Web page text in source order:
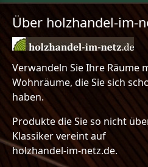
Über holzhandel-im-
Verwandeln Sie Ihre Räume
Wohnräume, die Sie sich
haben.
Produkte die Sie so nicht
Klassiker vereint auf
holzhandel-im-netz.de.